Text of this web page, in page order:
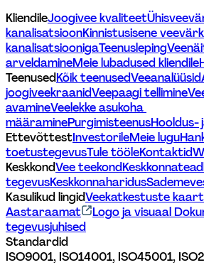
KliendileJoogivee kvaliteet
kanalisatsioonKinnistusisene veevärk
kanalisatsioonigaTeenusleping
arveldamineMeie lubadused kliendile
TeenusedKõik teenusedVeeanalüüsid
joogiveekraanidVeepaagi tellimine
avamineVeelekke asukoha
määraminePurgimisteenusHooldus-
EttevõttestInvestorileMeie lugu
toetustegevusTule tööleKontaktid
KeskkondVee teekond
tegevusKeskkonnaharidus
Kasulikud lingidVeekatkestuste kaart
Aastaraamat
Logo ja visuaal
tegevusjuhised
Standardid
ISO9001, ISO14001, ISO45001,